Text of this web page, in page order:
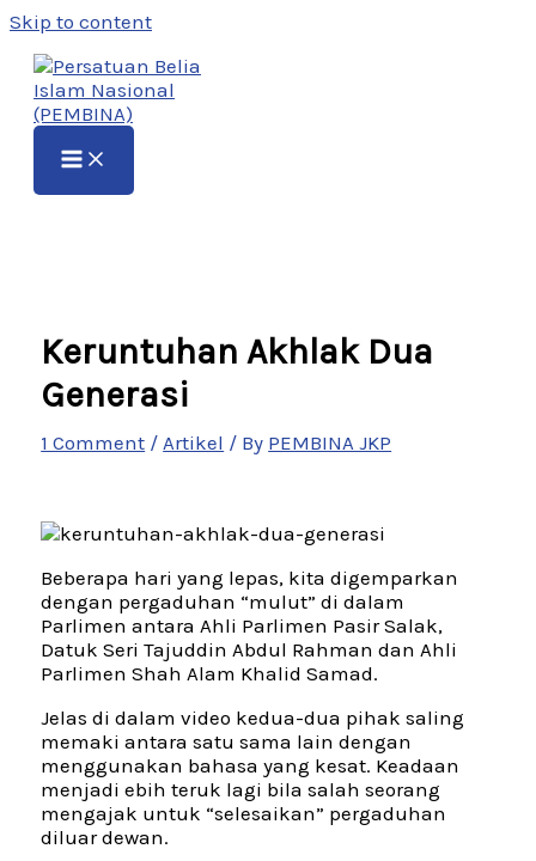
Skip to content
Keruntuhan Akhlak Dua
Generasi
1 Comment / Artikel / By PEMBINA JKP
Beberapa hari yang lepas, kita digemparkan
dengan pergaduhan “mulut” di dalam
Parlimen antara Ahli Parlimen Pasir Salak,
Datuk Seri Tajuddin Abdul Rahman dan Ahli
Parlimen Shah Alam Khalid Samad.
Jelas di dalam video kedua-dua pihak saling
memaki antara satu sama lain dengan
menggunakan bahasa yang kesat. Keadaan
menjadi ebih teruk lagi bila salah seorang
mengajak untuk “selesaikan” pergaduhan
diluar dewan.